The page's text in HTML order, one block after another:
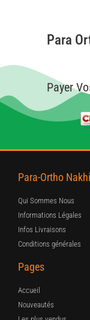
Para
Payer
Para-Ortho Nakhil
Qui Sommes Nous
Informations Légales
Infos Livraisons
Conditions générales
Pages
Accueil
Nouveautés